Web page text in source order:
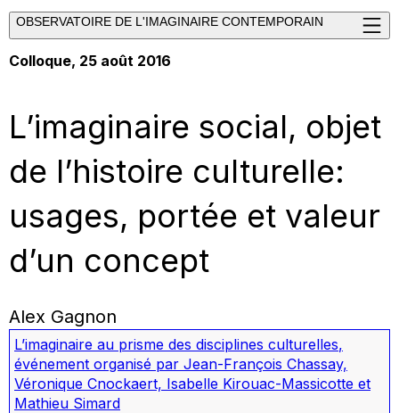
OBSERVATOIRE DE L'IMAGINAIRE CONTEMPORAIN
Colloque, 25 août 2016
L’imaginaire social, objet
de l’histoire culturelle:
usages, portée et valeur
d’un concept
Alex Gagnon
L’imaginaire au prisme des disciplines culturelles,
événement organisé par Jean-François Chassay,
Véronique Cnockaert, Isabelle Kirouac-Massicotte et
Mathieu Simard